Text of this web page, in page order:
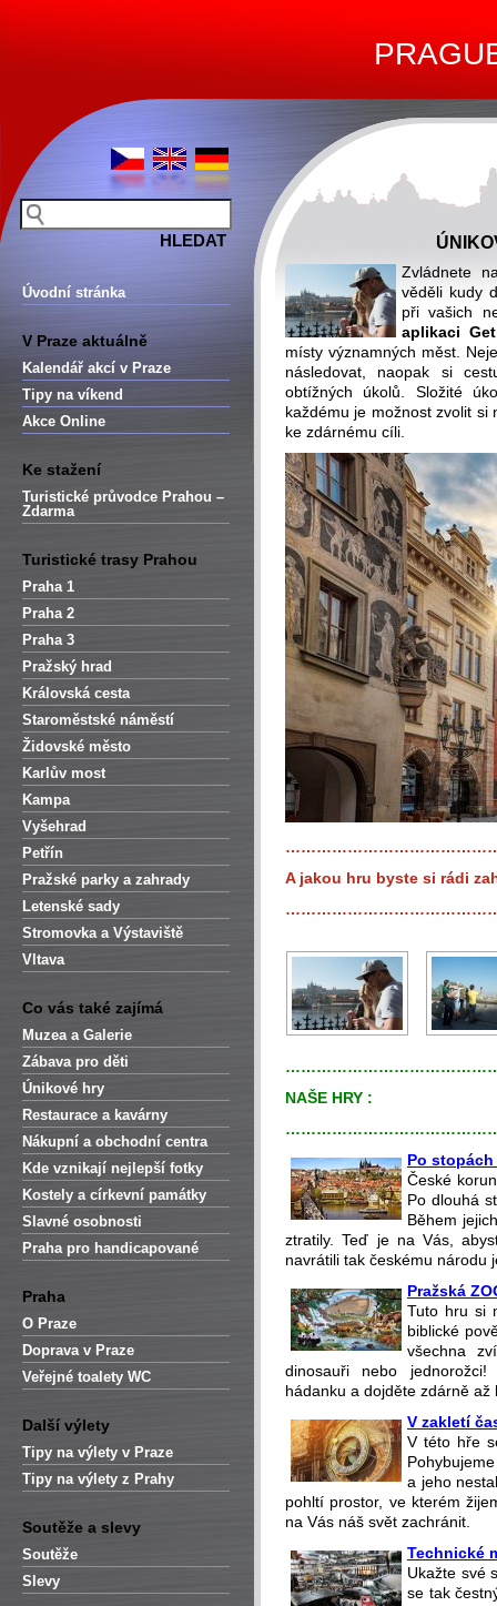
Úvodní stránka
V Praze aktuálně
Kalendář akcí v Praze
Tipy na víkend
Akce Online
Ke stažení
Turistické průvodce Prahou –
Zdarma
Turistické trasy Prahou
Praha 1
Praha 2
Praha 3
Pražský hrad
Královská cesta
Staroměstské náměstí
Židovské město
Karlův most
Kampa
Vyšehrad
Petřín
Pražské parky a zahrady
Letenské sady
Stromovka a Výstaviště
Vltava
Co vás také zajímá
Muzea a Galerie
Zábava pro děti
Únikové hry
Restaurace a kavárny
Nákupní a obchodní centra
Kde vznikají nejlepší fotky
Kostely a církevní památky
Slavné osobnosti
Praha pro handicapované
Praha
O Praze
Doprava v Praze
Veřejné toalety WC
Další výlety
Tipy na výlety v Praze
Tipy na výlety z Prahy
Soutěže a slevy
Soutěže
Slevy
Zvládnete
věděli kudy
při vašich
aplikaci
místy významných měst.
následovat, naopak si
obtížných úkolů. Složité
každému je možnost zvolit
ke zdárnému cíli.
A jakou hru byste si rádi
NAŠE HRY :
Po
České
Po dlouhá
Během
ztratily. Teď je na Vás,
navrátili tak českému národu
Pražská
Tuto hru si
biblické
všechna
dinosauři nebo
hádanku a dojděte zdárně
V zakletí
V této hře
a jeho
pohltí prostor, ve kterém
na Vás náš svět zachránit.
Technické
Ukažte své
se tak